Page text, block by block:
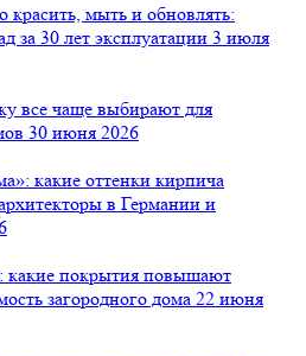
мыть и обновлять:
за 30 лет эксплуатации 3 июля
все чаще выбирают для
30 июня 2026
какие оттенки кирпича
в Германии и
какие покрытия повышают
загородного дома 22 июня